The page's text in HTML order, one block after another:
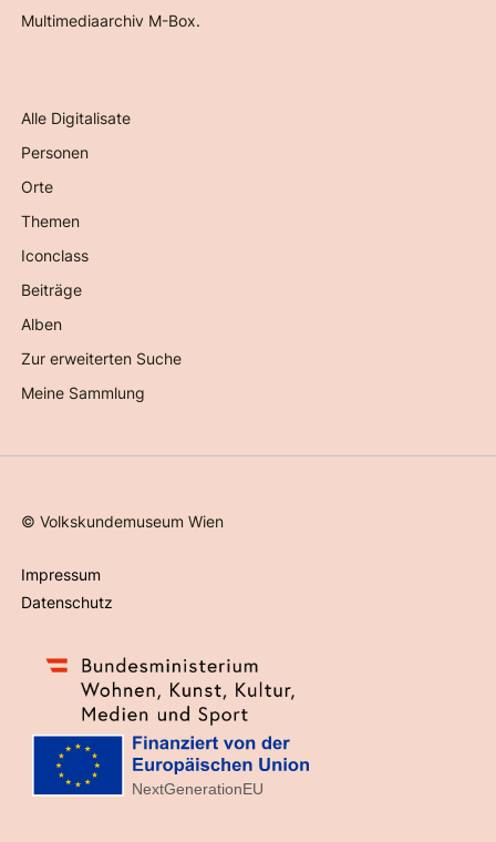
Multimediaarchiv M-Box.
Alle Digitalisate
Personen
Orte
Themen
Iconclass
Beiträge
Alben
Zur erweiterten Suche
Meine Sammlung
©Volkskundemuseum Wien
Impressum
Datenschutz